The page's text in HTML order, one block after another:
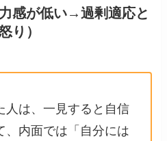
感が低い→過剰適応と
り）
人は、一見すると自信
、内面では「自分には